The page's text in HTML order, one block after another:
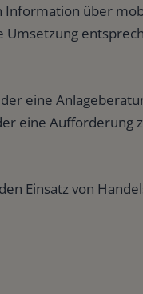
Mobil
Information über
Umsetzung
eine
eine Aufforderung
Einsatz von